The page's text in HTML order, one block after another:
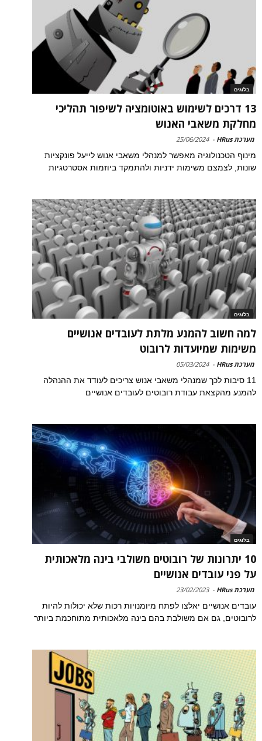
בלוגים
13 דרכים לשימוש באוטומציה לשיפור תהליכי
מחלקת משאבי האנוש
מערכת HRus -
25/06/2024
מינוף הטכנולוגיה מאפשר למנהלי משאבי אנוש לייעל פונקציות
שונות, לצמצם משימות ידניות ולהתמקד ביוזמות אסטרטגיות
בלוגים
למה חשוב להמנע מלתת לעובדים אנושיים
משימות שמיועדות לרובוט
מערכת HRus -
05/03/2024
11 סיבות לכך שמנהלי משאבי אנוש צריכים לעודד את ההנהלה
להמנע מהקצאת עבודת רובוטים לעובדים אנושיים
בלוגים
10 יתרונות של רובוטים משולבי בינה מלאכותית
על פני עובדים אנושיים
מערכת HRus -
23/02/2023
עובדים אנושיים יאלצו לפתח מיומנויות רכות שלא יכולות להיות
לרובוטים, גם אם משולבת בהם בינה מלאכותית מתוחכמת ביותר